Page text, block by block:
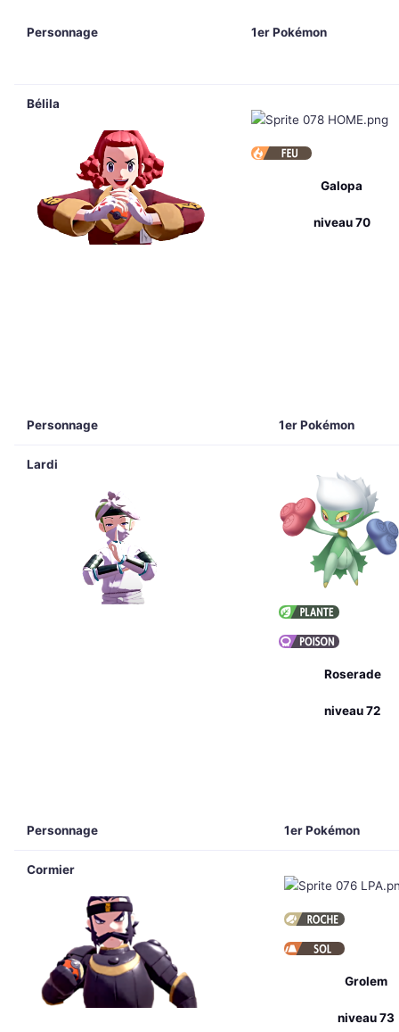
Personnage 1er Pokémon
Bélila
Galopa
niveau 70
Personnage 1er Pokémon
Lardi
Roserade
niveau 72
Personnage 1er Pokémon
Cormier
Grolem
niveau 73